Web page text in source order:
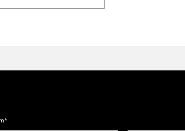
*